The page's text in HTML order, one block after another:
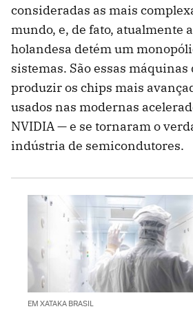
consideradas as mais
mundo, e, de fato, atualmente
holandesa detém um
sistemas. São essas
produzir os chips mais
usados nas modernas
NVIDIA — e se tornaram o
indústria de semicondutores.
EM XATAKA BRASIL